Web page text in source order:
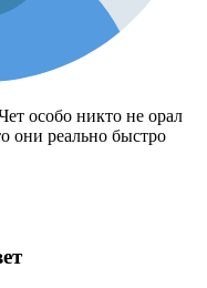
особо никто не орал
они реально быстро